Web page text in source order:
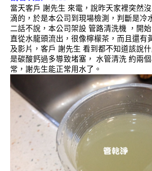
當天客戶 謝先生 來電，說昨天家裡突然
滴的，於是本公司到現場檢測，判斷是冷
二話不說，本公司架設 管路清洗機 ，開
直從水龍頭流出，很像檸檬茶，而且還有
及影片，客戶 謝先生 看到都不知道該說
是碳酸鈣過多導致堵塞， 水管清洗 約兩
常，謝先生能正常用水了。